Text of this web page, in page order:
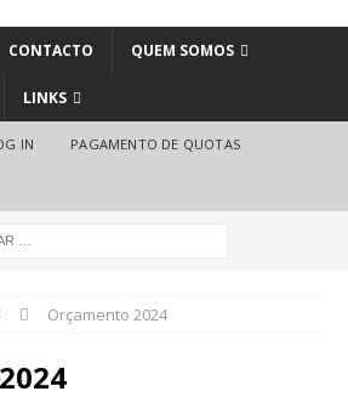
CONTACTO QUEM SOMOS
LINKS
IN PAGAMENTO DE QUOTAS
Orçamento 2024